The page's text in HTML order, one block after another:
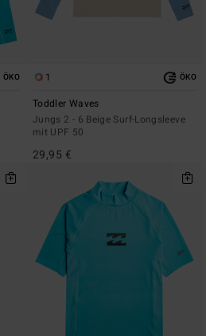
ÖKO 1 ÖKO
Toddler Waves
Jungs 2 - 6 Beige Surf-Longsleeve
mit UPF 50
29,95 €